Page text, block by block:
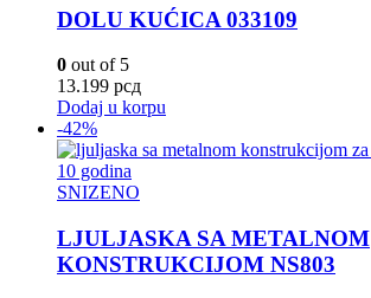
DOLU KUĆICA 033109
0 out of 5
13.199 рсд
Dodaj u korpu
-42%
SNIZENO
LJULJASKA SA METALNOM
KONSTRUKCIJOM NS803